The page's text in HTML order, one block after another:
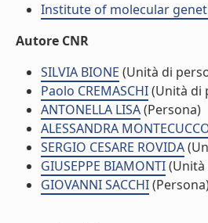
Institute of molecular
Autore CNR
SILVIA BIONE (Unità di
Paolo CREMASCHI(Unità di
ANTONELLA LISA(Persona)
ALESSANDRA
SERGIO CESARE ROVIDA
GIUSEPPE BIAMONTI
GIOVANNI SACCHI